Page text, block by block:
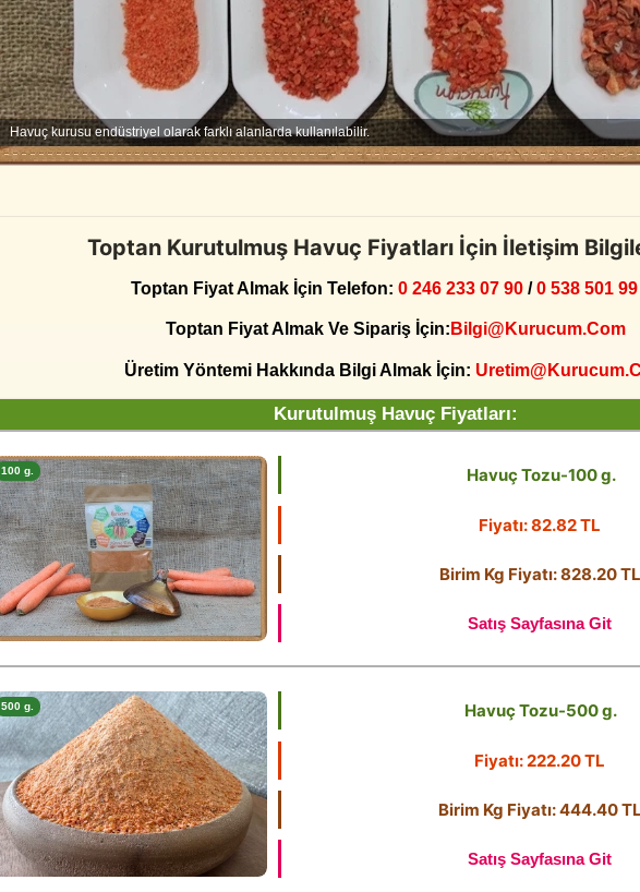
Havuç kurusu endüstriyel olarak farklı alanlarda kullanılabilir.
Toptan Kurutulmuş Havuç Fiyatları İçin İletişim
Toptan Fiyat Almak İçin Telefon: 0 246 233 07 90/0 538 501
Toptan Fiyat Almak Ve Sipariş İçin:Bilgi@kurucum.com
Üretim Yöntemi Hakkında Bilgi Almak İçin:
Kurutulmuş Havuç Fiyatları:
100 g. Havuç Tozu-100 g.
Fiyatı: 82.82 TL
Birim Kg Fiyatı: 828.20 TL
Satış Sayfasına Git
500 g. Havuç Tozu-500 g.
Fiyatı: 222.20 TL
Birim Kg Fiyatı: 444.40
Satış Sayfasına Git